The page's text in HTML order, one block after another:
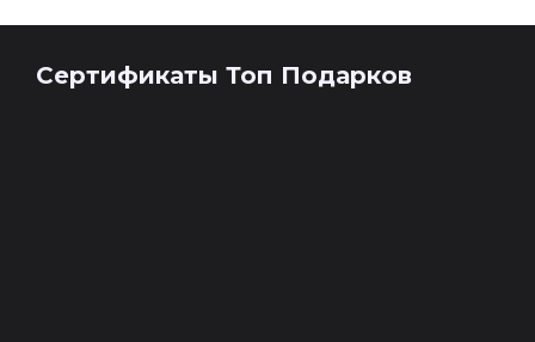
Сертификаты Топ Подарков